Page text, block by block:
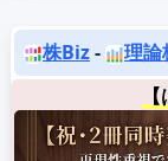
株Biz- 理論